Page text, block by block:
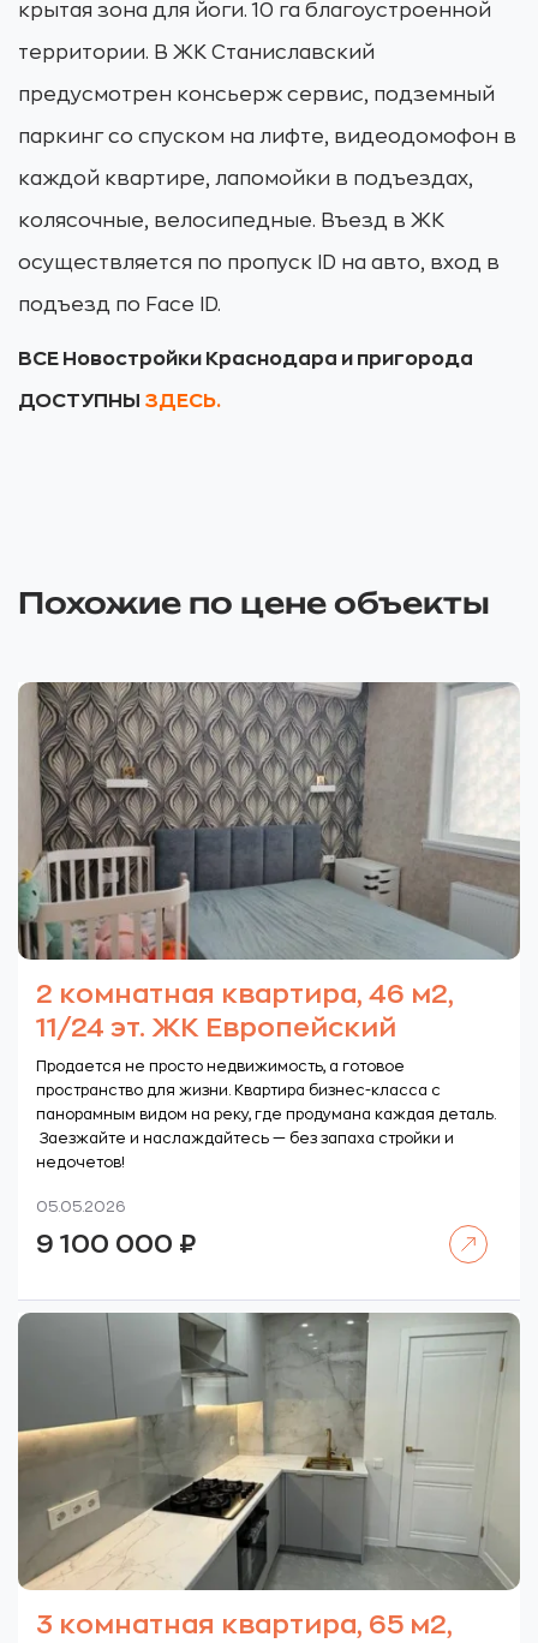
крытая зона для йоги. 10 га благоустроенной
территории. В ЖК Станиславский
предусмотрен консьерж сервис, подземный
паркинг со спуском на лифте, видеодомофон в
каждой квартире, лапомойки в подъездах,
колясочные, велосипедные. Въезд в ЖК
осуществляется по пропуск ID на авто, вход в
подъезд по Face ID.
ВСЕ Новостройки Краснодара и пригорода
ДОСТУПНЫ ЗДЕСЬ.
Похожие по цене объекты
2 комнатная квартира, 46 м2,
11/24 эт. ЖК Европейский
Продается не просто недвижимость, а готовое
пространство для жизни. Квартира бизнес-класса с
панорамным видом на реку, где продумана каждая деталь.
Заезжайте и наслаждайтесь — без запаха стройки и
недочетов!
05.05.2026
9 100 000 ₽
3 комнатная квартира, 65 м2,